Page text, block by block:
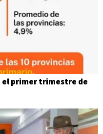
primer trimestre de